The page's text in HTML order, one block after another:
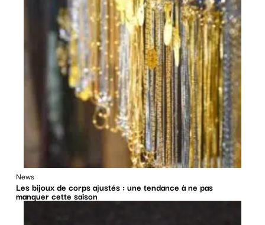
News
Les bijoux de corps ajustés : une tendance à ne pas
manquer cette saison